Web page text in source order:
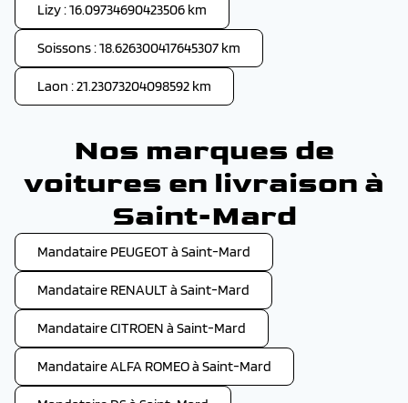
Lizy : 16.09734690423506 km
Soissons : 18.626300417645307 km
Laon : 21.23073204098592 km
Nos marques de
voitures en livraison à
Saint-Mard
Mandataire PEUGEOT à Saint-Mard
Mandataire RENAULT à Saint-Mard
Mandataire CITROEN à Saint-Mard
Mandataire ALFA ROMEO à Saint-Mard